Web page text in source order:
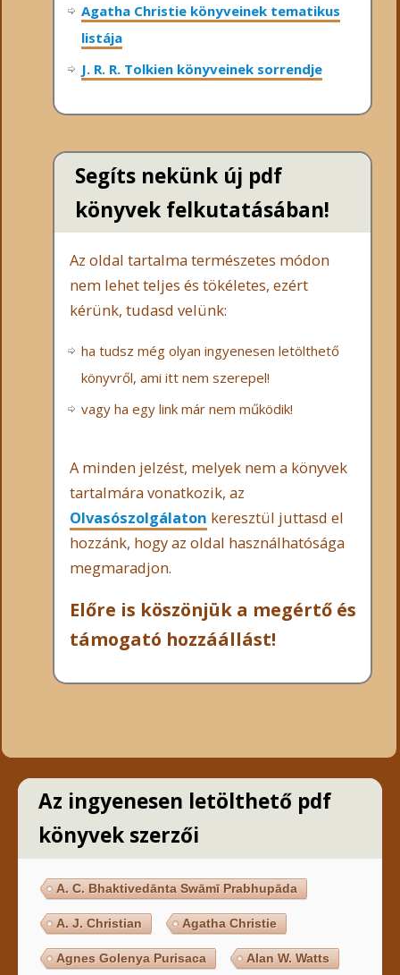
Agatha Christie könyveinek tematikus
listája
J. R. R. Tolkien könyveinek sorrendje
Segíts nekünk új pdf
könyvek felkutatásában!
Az oldal tartalma természetes módon
nem lehet teljes és tökéletes, ezért
kérünk, tudasd velünk:
ha tudsz még olyan ingyenesen letölthető
könyvről, ami itt nem szerepel!
vagy ha egy link már nem működik!
A minden jelzést, melyek nem a könyvek
tartalmára vonatkozik, az
Olvasószolgálaton keresztül juttasd el
hozzánk, hogy az oldal használhatósága
megmaradjon.
Előre is köszönjük a megértő és
támogató hozzáállást!
Az ingyenesen letölthető pdf
könyvek szerzői
A. C. Bhaktivedānta Swāmī Prabhupāda
A. J. Christian Agatha Christie
Agnes Golenya Purisaca Alan W. Watts